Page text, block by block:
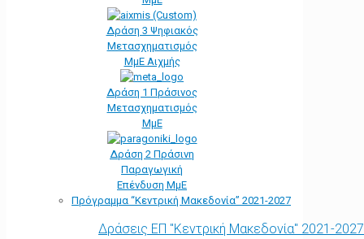
Δράση 3 Ψηφιακός
Μετασχηματισμός
ΜμΕ Αιχμής
Δράση 1 Πράσινος
Μετασχηματισμός
ΜμΕ
Δράση 2 Πράσινη
Παραγωγική
Επένδυση ΜμΕ
Πρόγραμμα “Κεντρική Μακεδονία” 2021-2027
Δράσεις ΕΠ "Κεντρική Μακεδονία" 2021-2027